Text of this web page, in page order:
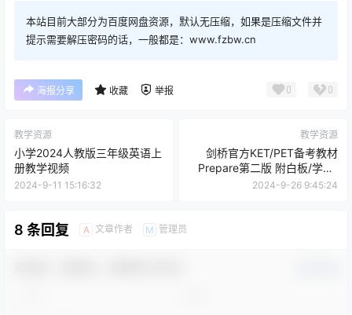
本站目前大部分为百度网盘资源，默认无压缩，如果是压缩文件并
提示需要解压密码的话，一般都是：www.fzbw.cn
海报分享 收藏 举报 0 0
教学资源
小学2024人教版三年级英语上
册教学视频
2024-9-11 15:16:32
教学资源
剑桥官方KET/PET备考教材
Prepare第二版 附白板/学生/
教师/练习用书及配套音视频
2024-9-26 9:45:24
8 条回复 A 文章作者 M 管理员